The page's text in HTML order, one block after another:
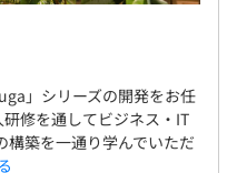
」シリーズの開発をお任
修を通してビジネス・IT
構築を一通り学んでいただ